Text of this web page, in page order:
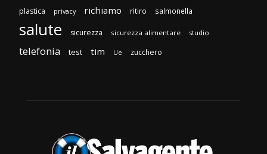
plastica privacy richiamo ritiro salmonella
salute sicurezza sicurezza alimentare studio
telefonia test tim Ue zucchero